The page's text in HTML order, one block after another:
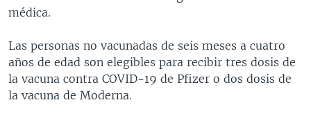
médica.
Las personas no vacunadas de seis meses a cuatro
años de edad son elegibles para recibir tres dosis de
la vacuna contra COVID-19 de Pfizer o dos dosis de
la vacuna de Moderna.